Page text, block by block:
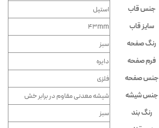
جنس قاب
استيل
سایز قاب
43mm
رنگ صفحه
سبز
فرم صفحه
دايره
جنس صفحه
فلزى
جنس شیشه
شيشه معدنى مقاوم در برابر خش
رنگ بند
سبز